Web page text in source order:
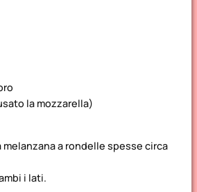
la mozzarella)
melanzana a rondelle spesse circa
i lati.